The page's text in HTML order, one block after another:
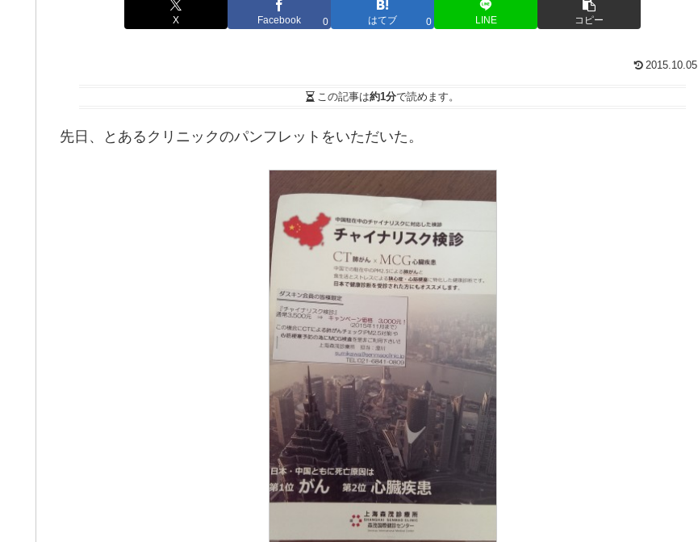
X Facebook 0 はてブ 0 LINE コピー
2015.10.05
この記事は約1分で読めます。
先日、とあるクリニックのパンフレットをいただいた。